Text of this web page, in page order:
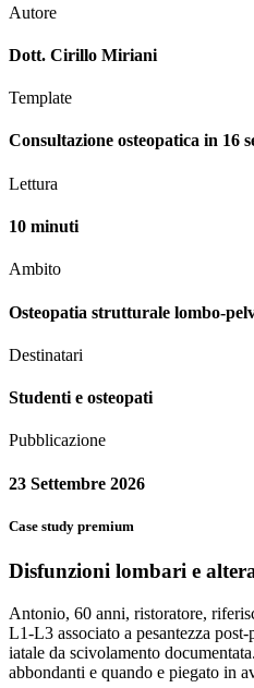
Autore
Dott. Cirillo Miriani
Template
Consultazione osteopatica in 16
Lettura
10 minuti
Ambito
Osteopatia strutturale lombo-
Destinatari
Studenti e osteopati
Pubblicazione
23 Settembre 2026
Case study premium
Disfunzioni lombari e
Antonio, 60 anni, ristoratore,
L1-L3 associato a pesantezza
iatale da scivolamento
abbondanti e quando e piegato in